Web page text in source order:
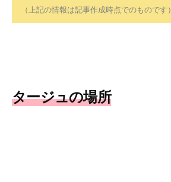
（上記の情報は記事作成時点でのものです）
タージュの場所